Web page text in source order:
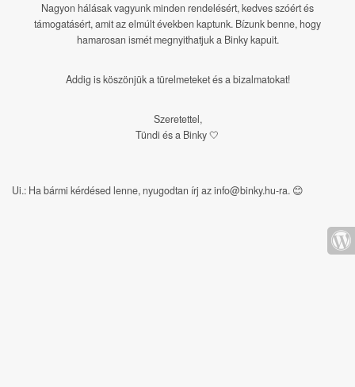
Nagyon hálásak vagyunk minden rendelésért, kedves szóért és
támogatásért, amit az elmúlt években kaptunk. Bízunk benne, hogy
hamarosan ismét megnyithatjuk a Binky kapuit.
Addig is köszönjük a türelmeteket és a bizalmatokat!
Szeretettel,
Tündi és a Binky 🤍
Ui.: Ha bármi kérdésed lenne, nyugodtan írj az info@binky.hu-ra. 😊